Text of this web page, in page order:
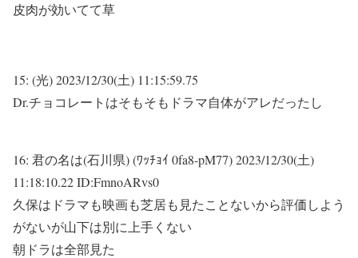
皮肉が効いてて草
15: (光)2023/12/30(土) 11:15:59.75
Dr.チョコレートはそもそもドラマ自体がアレだったし
16: 君の名は(石川県) (ﾜｯﾁｮｲ 0fa8-pM77)2023/12/30(土)
11:18:10.22 ID:FmnoARvs0
久保はドラマも映画も芝居も見たことないから評価しよう
がないが山下は別に上手くない
朝ドラは全部見た